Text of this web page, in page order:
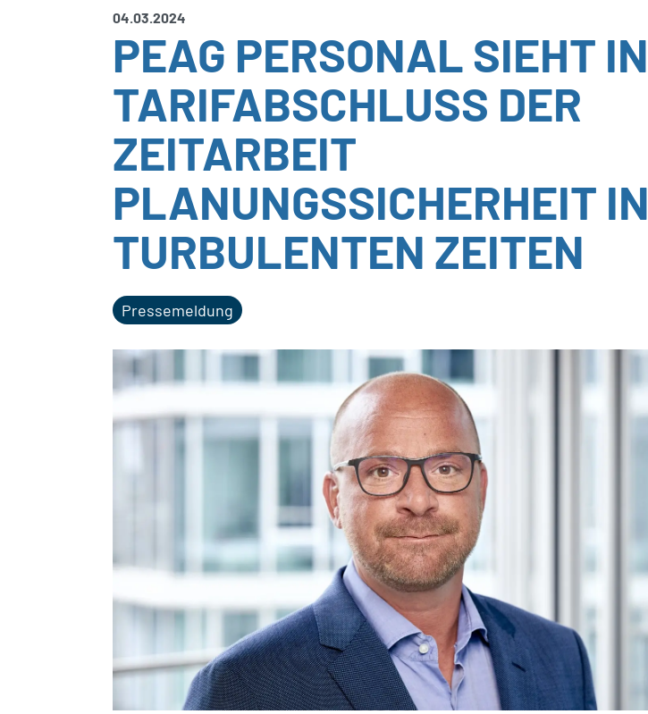
04.03.2024
PEAG PERSONAL SIEHT IN
TARIFABSCHLUSS DER
ZEITARBEIT
PLANUNGSSICHERHEIT IN
TURBULENTEN ZEITEN
Pressemeldung